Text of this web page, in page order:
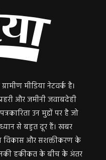
मीडिया नेटवर्क है।
और जमीनी जवाबदेही
उन मुद्दों पर है जो
ध्यान से बहुत दूर हैं। खबर
विकास और सशक्तीकरण के
हकीकत के बीच के अंतर